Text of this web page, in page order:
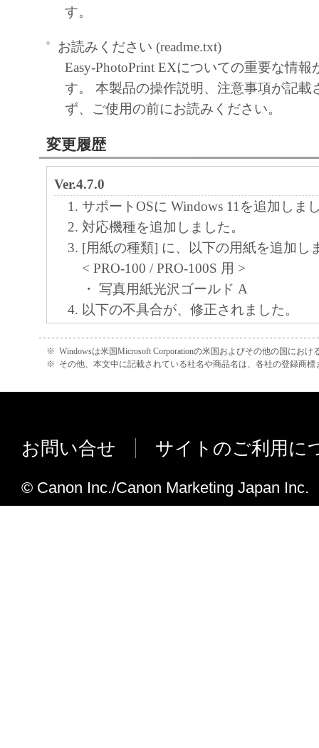
す。
お読みください (readme.txt)
Easy-PhotoPrint EXについての重要な情
す。 本製品の操作説明、注意事項が記載
ず、ご使用の前にお読みください。
変更履歴
Ver.4.7.0
サポートOSに Windows 11を追加しま
対応機種を追加しました。
[用紙の種類] に、以下の用紙を追加し
< PRO-100 / PRO-100S 用 >
・ 写真用紙光沢ゴールド A
以下の不具合が、修正されました。
[写真用紙光沢スタンダード] を選択時
時のはみ出し量設定が有効にならない
サポートOSに Windows 10を追加しま
現象 ： [写真共有サイトから画像取り
Flickr 内の画像を検索すると、「写真
※ Windowsは米国Microsoft Corporationの米国およびその他の国におけ
※ その他、本文中に記載されている社名や商品名は、各社の登録商標
お問い合せ サイトのご利用に
© Canon Inc./Canon Marketing Japan Inc.